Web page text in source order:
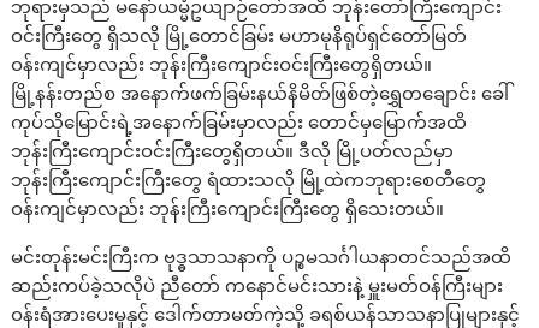
ဘုရားမှသည် မနော်ယမ္မံဥယျာဉ်တော်အထိ ဘုန်းတော်ကြီးကျောင်း
ဝင်းကြီးတွေ ရှိသလို မြို့တောင်ခြမ်း မဟာမုနိရုပ်ရှင်တော်မြတ်
ဝန်းကျင်မှာလည်း ဘုန်းကြီးကျောင်းဝင်းကြီးတွေရှိတယ်။
မြို့နန်းတည်စ အနောက်ဖက်ခြမ်းနယ်နိမိတ်ဖြစ်တဲ့ရွှေတချောင်း ခေါ်
ကုပ်သိုမြောင်းရဲ့အနောက်ခြမ်းမှာလည်း တောင်မှမြောက်အထိ
ဘုန်းကြီးကျောင်းဝင်းကြီးတွေရှိတယ်။ ဒီလို မြို့ပတ်လည်မှာ
ဘုန်းကြီးကျောင်းကြီးတွေ ရံထားသလို မြို့ထဲကဘုရားစေတီတွေ
ဝန်းကျင်မှာလည်း ဘုန်းကြီးကျောင်းကြီးတွေ ရှိသေးတယ်။
မင်းတုန်းမင်းကြီးက ဗုဒ္ဓသာသနာကို ပဉ္စမသင်္ဂါယနာတင်သည်အထိ
ဆည်းကပ်ခဲ့သလိုပဲ ညီတော် ကနောင်မင်းသားနဲ့ မှူးမတ်ဝန်ကြီးများ
ဝန်းရံအားပေးမှုနှင့် ဒေါက်တာမတ်ကဲ့သို့ ခရစ်ယန်သာသနာပြုများနှင့်